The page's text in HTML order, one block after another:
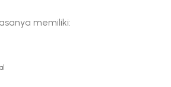
memiliki: